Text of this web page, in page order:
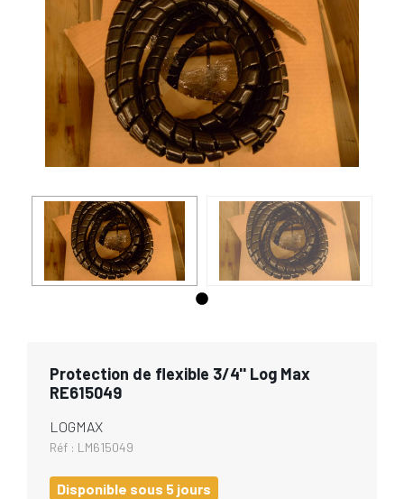
Protection de flexible 3/4'' Log Max
RE615049
LOGMAX
Réf : LM615049
Disponible sous 5 jours